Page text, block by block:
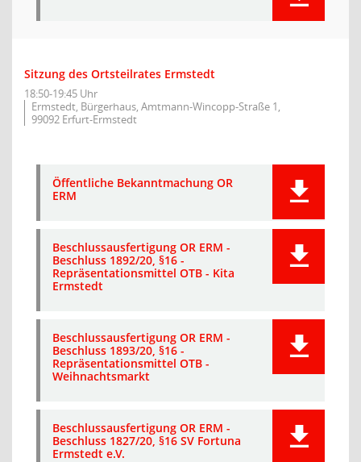
Sitzung des Ortsteilrates Ermstedt
18:50-19:45 Uhr
Ermstedt, Bürgerhaus, Amtmann-Wincopp-Straße 1,
99092 Erfurt-Ermstedt
Öffentliche Bekanntmachung OR
ERM
Beschlussausfertigung OR ERM -
Beschluss 1892/20, §16 -
Repräsentationsmittel OTB - Kita
Ermstedt
Beschlussausfertigung OR ERM -
Beschluss 1893/20, §16 -
Repräsentationsmittel OTB -
Weihnachtsmarkt
Beschlussausfertigung OR ERM -
Beschluss 1827/20, §16 SV Fortuna
Ermstedt e.V.